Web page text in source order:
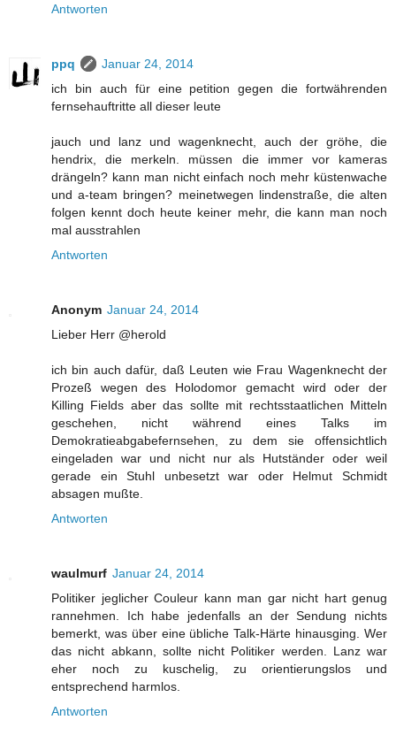
Antworten
ppq
Januar 24, 2014
ich bin auch für eine petition gegen die fortwährenden
fernsehauftritte all dieser leute
jauch und lanz und wagenknecht, auch der gröhe, die
hendrix, die merkeln. müssen die immer vor kameras
drängeln? kann man nicht einfach noch mehr küstenwache
und a-team bringen? meinetwegen lindenstraße, die alten
folgen kennt doch heute keiner mehr, die kann man noch
mal ausstrahlen
Antworten
Anonym Januar 24, 2014
Lieber Herr @herold
ich bin auch dafür, daß Leuten wie Frau Wagenknecht der
Prozeß wegen des Holodomor gemacht wird oder der
Killing Fields aber das sollte mit rechtsstaatlichen Mitteln
geschehen, nicht während eines Talks im
Demokratieabgabefernsehen, zu dem sie offensichtlich
eingeladen war und nicht nur als Hutständer oder weil
gerade ein Stuhl unbesetzt war oder Helmut Schmidt
absagen mußte.
Antworten
waulmurf Januar 24, 2014
Politiker jeglicher Couleur kann man gar nicht hart genug
rannehmen. Ich habe jedenfalls an der Sendung nichts
bemerkt, was über eine übliche Talk-Härte hinausging. Wer
das nicht abkann, sollte nicht Politiker werden. Lanz war
eher noch zu kuschelig, zu orientierungslos und
entsprechend harmlos.
Antworten